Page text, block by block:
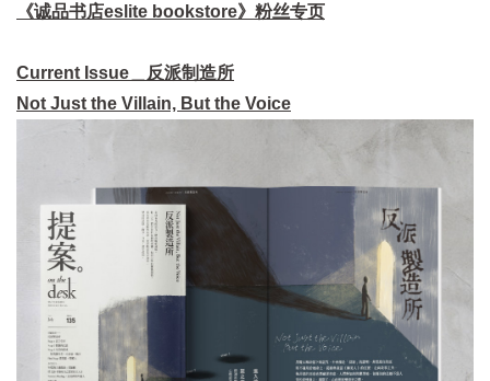
《诚品书店eslite bookstore》粉丝专页
Current Issue＿反派制造所
Not Just the Villain, But the Voice